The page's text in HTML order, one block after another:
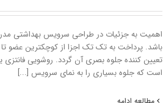
اهمیت به جزئیات در طراحی سرویس بهداشتی
باشد. پرداخت به تک تک اجزا از کوچکترین عضو تا
تعیین کننده جلوه بصری آن گردد. روشویی
است که جلوه بسیاری را به نمای سرویس [...]